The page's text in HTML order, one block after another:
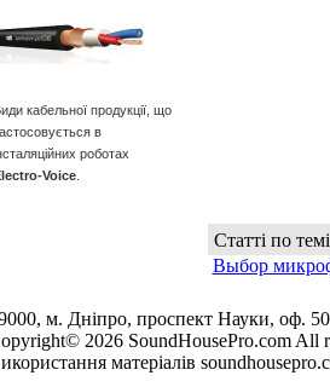
кабельної продукції, що
в
роботах
Voice
Статті по темі
Выбор
м. Дніпро, проспект Науки, оф.
2026 SoundHousePro.com All
матеріалів